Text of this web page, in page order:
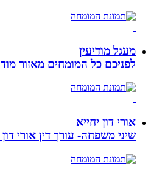
מעגל מודיעין
לפניכם כל המומחים מאזור
אורי דון יחייא
שיני משפחה- עורך דין אורי דון יחייא